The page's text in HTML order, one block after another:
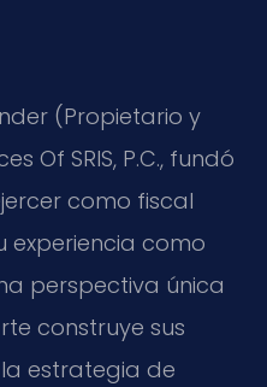
(Propietario y
Of SRIS, P.C., fundó
como fiscal
experiencia como
perspectiva única
construye sus
estrategia de